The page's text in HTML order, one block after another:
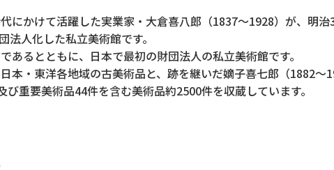
にかけて活躍した実業家・大倉喜八郎（1837〜1928）が、明
人化した私立美術館です。
あるとともに、日本で最初の財団法人の私立美術館です。
本・東洋各地域の古美術品と、跡を継いだ嫡子喜七郎（1882
重要美術品44件を含む美術品約2500件を収蔵しています。